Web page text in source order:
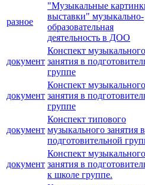
разное
"Музыкальные
выставки" музыкально-
образовательная
деятельность в ДОО
документ
Конспект музыкального
занятия в
группе
документ
Конспект музыкального
занятия в
группе
документ
Конспект типового
музыкального занятия в
подготовительной
документ
Конспект музыкального
занятия в
к школе группе.